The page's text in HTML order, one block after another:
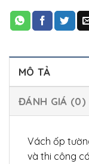
MÔ TẢ
ĐÁNH GIÁ (0)
Vách ốp
và thi công